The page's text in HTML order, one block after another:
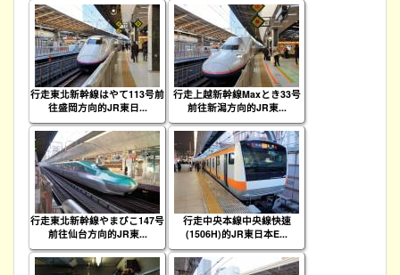
行走東北新幹線はやて113号前
往盛岡方向的JR東日...
行走上越新幹線Maxとき33号
前往新潟方向的JR東...
行走東北新幹線やまびこ147号
前往仙台方向的JR東...
行走中央本線中央線快速
(1506H)的JR東日本E...